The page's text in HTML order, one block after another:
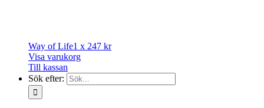
Way of Life1 x 247 kr
Visa varukorg
Till kassan
Sök efter: